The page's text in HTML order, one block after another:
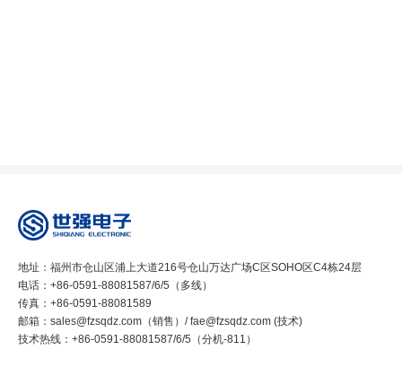
地址：福州市仓山区浦上大道216号仓山万达广场C区SOHO区C4栋24层
电话：+86-0591-88081587/6/5（多线）
传真：+86-0591-88081589
邮箱：sales@fzsqdz.com（销售）/ fae@fzsqdz.com (技术)
技术热线：+86-0591-88081587/6/5（分机-811）